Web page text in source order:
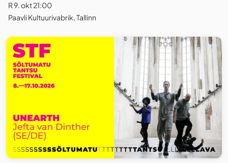
R 9. okt 21:00
Paavli Kultuurivabrik, Tallinn